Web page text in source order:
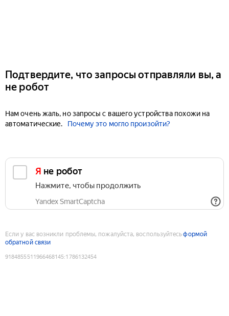
Подтвердите, что запросы отправляли вы, а
не робот
Нам очень жаль, но запросы с вашего устройства похожи на
автоматические.
Почему это могло произойти?
Я не робот
Нажмите, чтобы продолжить
Yandex SmartCaptcha
Если у вас возникли проблемы, пожалуйста, воспользуйтесьформой
обратной связи
9184855511966468145:1786132454